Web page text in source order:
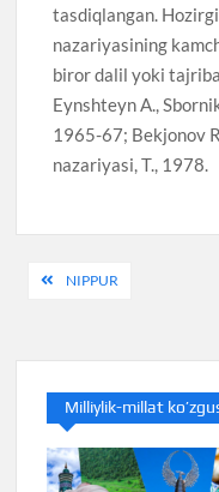
tasdiqlangan.
nazariyasining
biror dalil yoki tajriba
Eynshteyn A.,
1965-67; Bekjonov
nazariyasi, T., 1978.
PostNIPPUR
Milliylik-millat